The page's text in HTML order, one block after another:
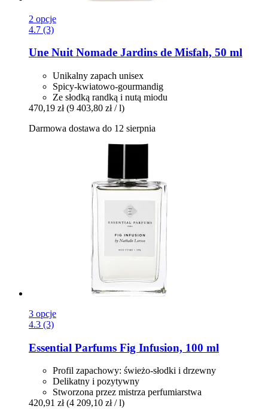
2 opcje
4.7 (3)
Une Nuit Nomade Jardins de Misfah, 50 ml
Unikalny zapach unisex
Spicy-kwiatowo-gourmandig
Ze słodką randką i nutą miodu
470,19 zł (9 403,80 zł / l)
Darmowa dostawa do 12 sierpnia
3 opcje
4.3 (3)
Essential Parfums Fig Infusion, 100 ml
Profil zapachowy: świeżo-słodki i drzewny
Delikatny i pozytywny
Stworzona przez mistrza perfumiarstwa
420,91 zł (4 209,10 zł / l)